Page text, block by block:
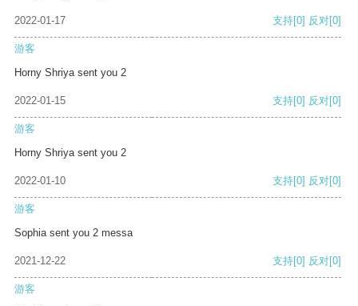
2022-01-17 支持[0] 反对[0]
游客
Horny Shriya sent you 2
2022-01-15 支持[0] 反对[0]
游客
Horny Shriya sent you 2
2022-01-10 支持[0] 反对[0]
游客
Sophia sent you 2 messa
2021-12-22 支持[0] 反对[0]
游客